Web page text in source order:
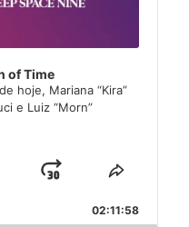
of Time
hoje, Mariana “Kira”
e Luiz “Morn”
Jump
Forward
Share
Episode
02:11:58